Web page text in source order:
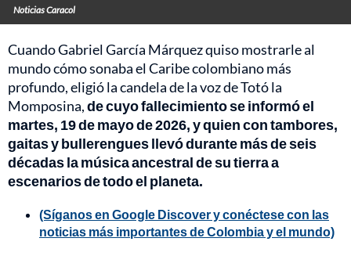
Noticias Caracol
Cuando Gabriel García Márquez quiso mostrarle al
mundo cómo sonaba el Caribe colombiano más
profundo, eligió la candela de la voz de Totó la
Momposina,de cuyo fallecimiento se informó el
martes, 19 de mayo de 2026, y quien con tambores,
gaitas y bullerengues llevó durante más de seis
décadas la música ancestral de su tierra a
escenarios de todo el planeta.
(Síganos en Google Discover y conéctese con las
noticias más importantes de Colombia y el mundo)